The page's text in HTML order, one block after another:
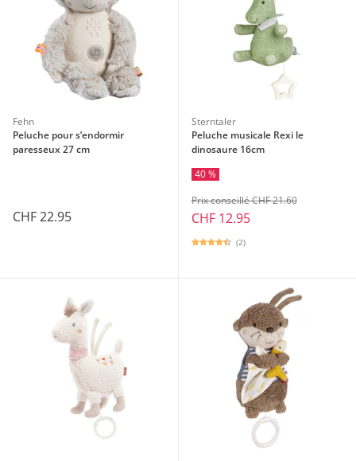
Fehn
Peluche pour s’endormir
paresseux 27 cm
CHF 22.95
Sterntaler
Peluche musicale Rexi le
dinosaure 16cm
40 %
CHF 12.95
Prix conseillé CHF 21.60
(2)